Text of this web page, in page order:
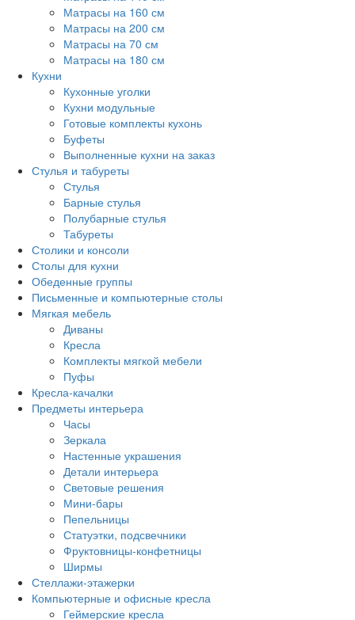
Матрасы на 160 см
Матрасы на 200 см
Матрасы на 70 см
Матрасы на 180 см
Кухни
Кухонные уголки
Кухни модульные
Готовые комплекты кухонь
Буфеты
Выполненные кухни на заказ
Стулья и табуреты
Стулья
Барные стулья
Полубарные стулья
Табуреты
Столики и консоли
Столы для кухни
Обеденные группы
Письменные и компьютерные столы
Мягкая мебель
Диваны
Кресла
Комплекты мягкой мебели
Пуфы
Кресла-качалки
Предметы интерьера
Часы
Зеркала
Настенные украшения
Детали интерьера
Световые решения
Мини-бары
Пепельницы
Статуэтки, подсвечники
Фруктовницы-конфетницы
Ширмы
Стеллажи-этажерки
Компьютерные и офисные кресла
Геймерские кресла